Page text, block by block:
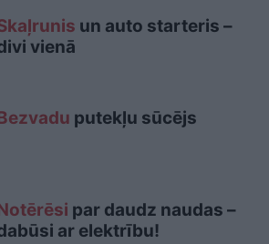
un auto starteris –
vienā
putekļu sūcējs
par daudz naudas –
ar elektrību!